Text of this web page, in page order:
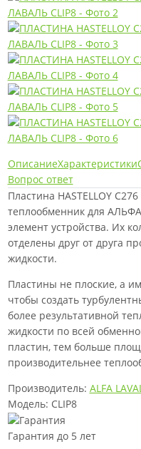
ОписаниеХарактеристики
Вопрос ответ
Пластина HASTELLOY
теплообменник для
элемент устройства. Их
отделены друг от друга
жидкости.
Пластины не плоские, а
чтобы создать
более результативной
жидкости по всей
пластин, тем больше
производительнее
Производитель: ALFA LAVAL
Модель: CLIP8
Гарантия до 5 лет